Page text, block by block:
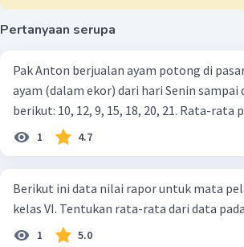
Pertanyaan serupa
Pak Anton berjualan ayam potong di
ayam (dalam ekor) dari hari Senin sampai
berikut: 10, 12, 9, 15, 18, 20, 21. Rata-rata
1 4.7
Berikut ini data nilai rapor untuk mata
kelas VI. Tentukan rata-rata dari data
1 5.0